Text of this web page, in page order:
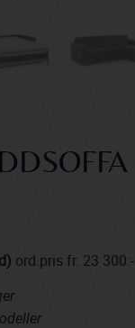
ord.pris fr. 23 300:-